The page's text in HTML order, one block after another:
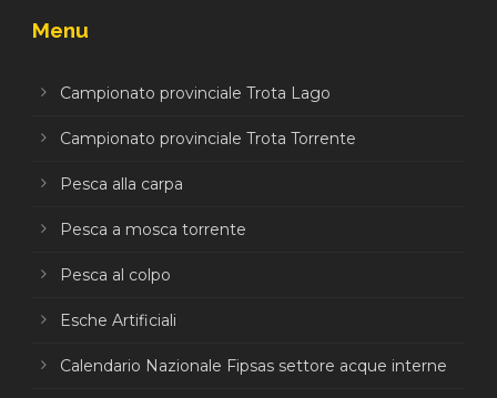
Menu
Campionato provinciale Trota Lago
Campionato provinciale Trota Torrente
Pesca alla carpa
Pesca a mosca torrente
Pesca al colpo
Esche Artificiali
Calendario Nazionale Fipsas settore acque interne